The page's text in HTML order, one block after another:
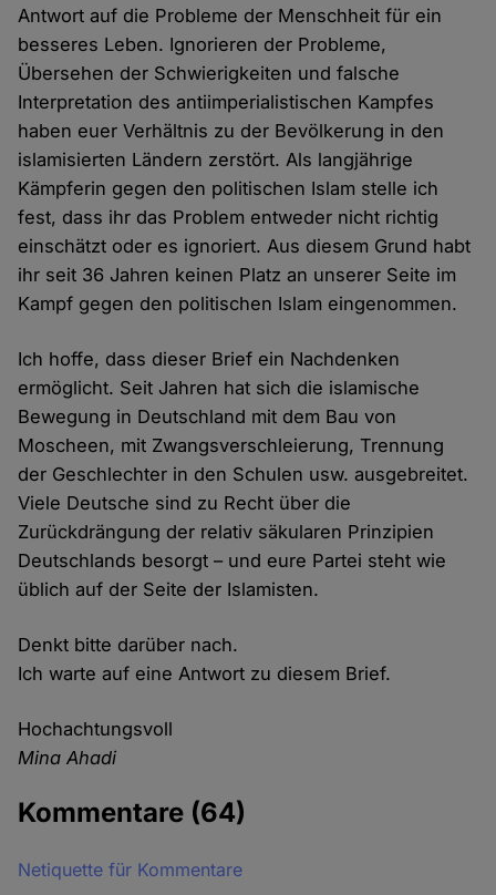
Antwort auf die Probleme der Menschheit für ein
besseres Leben. Ignorieren der Probleme,
Übersehen der Schwierigkeiten und falsche
Interpretation des antiimperialistischen Kampfes
haben euer Verhältnis zu der Bevölkerung in den
islamisierten Ländern zerstört. Als langjährige
Kämpferin gegen den politischen Islam stelle ich
fest, dass ihr das Problem entweder nicht richtig
einschätzt oder es ignoriert. Aus diesem Grund habt
ihr seit 36 Jahren keinen Platz an unserer Seite im
Kampf gegen den politischen Islam eingenommen.
Ich hoffe, dass dieser Brief ein Nachdenken
ermöglicht. Seit Jahren hat sich die islamische
Bewegung in Deutschland mit dem Bau von
Moscheen, mit Zwangsverschleierung, Trennung
der Geschlechter in den Schulen usw. ausgebreitet.
Viele Deutsche sind zu Recht über die
Zurückdrängung der relativ säkularen Prinzipien
Deutschlands besorgt – und eure Partei steht wie
üblich auf der Seite der Islamisten.
Denkt bitte darüber nach.
Ich warte auf eine Antwort zu diesem Brief.
Hochachtungsvoll
Mina Ahadi
Kommentare (64)
Netiquette für Kommentare